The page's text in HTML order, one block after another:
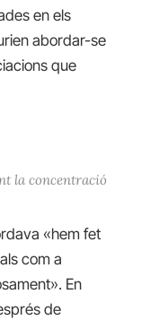
en els
abordar-se
que
la concentració
«hem fet
com a
En
de